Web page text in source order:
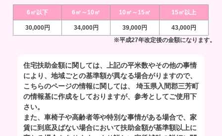
6㎡以下 6㎡～10㎡ 10㎡～15㎡ 15㎡以上
30,000円 34,000円 39,000円
43,000円
※平成27年改定後の金額になります。
住宅扶助金額に関しては、上記の平米数やその他の事情
により、地域ごとの基準額が異なる場合がりますので、
こちらのページの情報に関しては、 埼玉県入間郡三芳町
の情報基に作成をしておりますが、参考としてご使用下
さい。
また、車椅子や高齢者等や特別な事情がある場合で、家
賃に到底及ばない場合において扶助金額が基準額以上に